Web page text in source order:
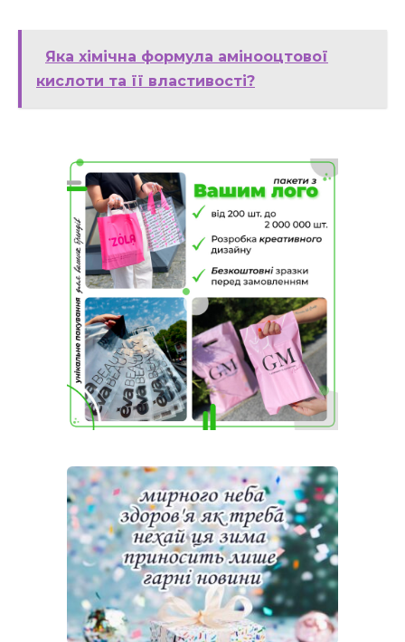
Яка хімічна формула амінооцтової
кислоти та її властивості?